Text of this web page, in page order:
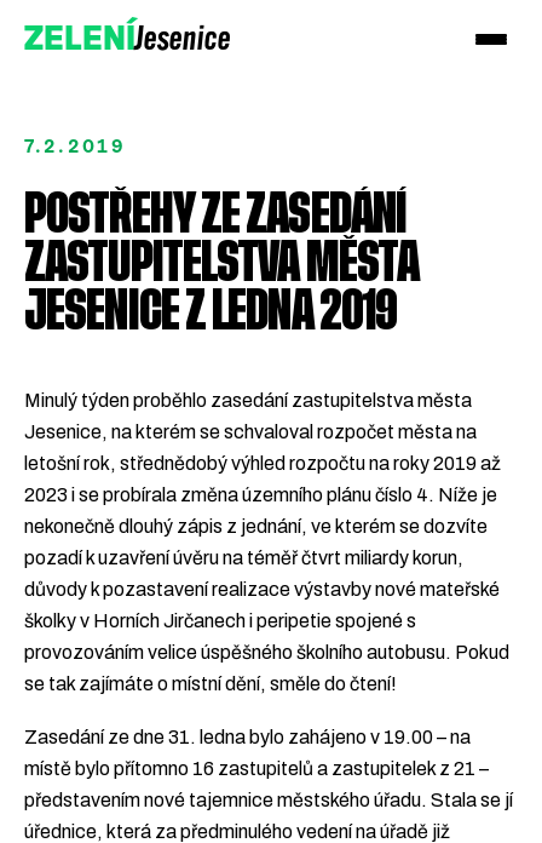
ZELENÍJesenice
Přidejte se k Zeleným!
Podpořte nás darem
7.2.2019
POSTŘEHY ZE ZASEDÁNÍ
ZASTUPITELSTVA MĚSTA
JESENICE Z LEDNA 2019
Minulý týden proběhlo zasedání zastupitelstva města
Jesenice, na kterém se schvaloval rozpočet města na
letošní rok, střednědobý výhled rozpočtu na roky 2019 až
2023 i se probírala změna územního plánu číslo 4. Níže je
nekonečně dlouhý zápis z jednání, ve kterém se dozvíte
pozadí k uzavření úvěru na téměř čtvrt miliardy korun,
důvody k pozastavení realizace výstavby nové mateřské
školky v Horních Jirčanech i peripetie spojené s
provozováním velice úspěšného školního autobusu. Pokud
se tak zajímáte o místní dění, směle do čtení!
Zasedání ze dne 31. ledna bylo zahájeno v 19.00 – na
místě bylo přítomno 16 zastupitelů a zastupitelek z 21 –
představením nové tajemnice městského úřadu. Stala se jí
úřednice, která za předminulého vedení na úřadě již